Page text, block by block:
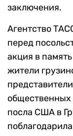
заключения.
Агентство
перед
акция в
жители
посла США в